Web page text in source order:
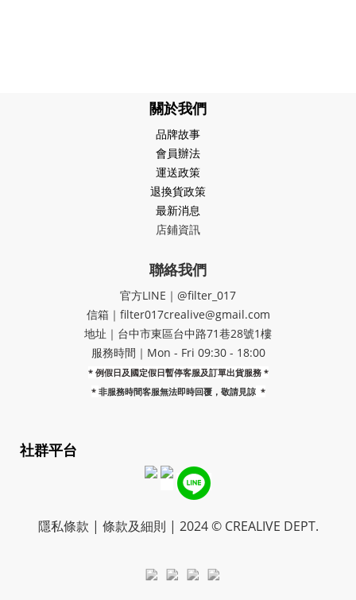
關於我們
品牌故事
會員辦法
運送政策
退換貨政策
最新消息
店鋪資訊
聯絡我們
官方LINE｜@filter_017
信箱｜filter017crealive@gmail.com
地址｜​台中市東區台中路71巷28號1樓
服務時間｜Mon - Fri 09:30 - 18:00
* 例假日及國定假日暫停客服及訂單出貨服務 *
* 非服務時間客服無法即時回覆，敬請見諒 *
社群平台
隱私條款 | 條款及細則 | 2024 © CREALIVE DEPT.